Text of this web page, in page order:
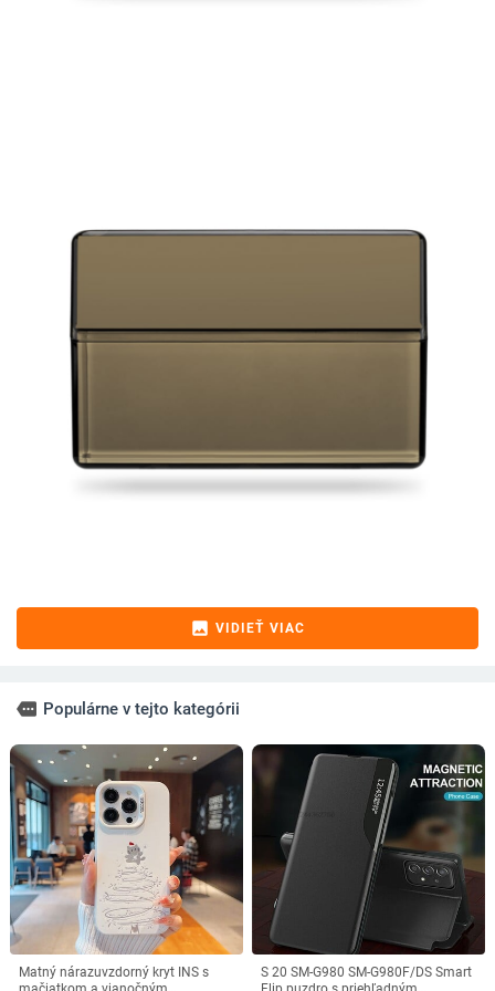
image VIDIEŤ VIAC
more Populárne v tejto kategórii
Matný nárazuvzdorný kryt INS s
S 20 SM-G980 SM-G980F/DS Smart